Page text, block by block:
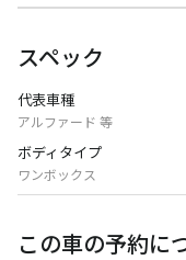
スペック
代表車種
アルファード 等
ボディタイプ
ワンボックス
この車の予約に